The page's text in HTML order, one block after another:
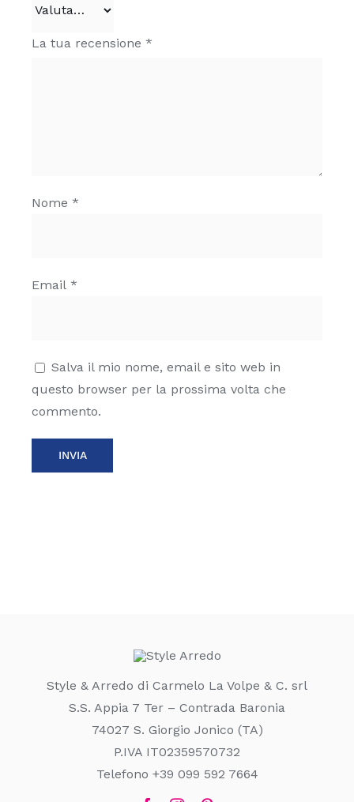
La tua recensione *
Nome *
Email *
Salva il mio nome, email e sito web in
questo browser per la prossima volta che
commento.
Style & Arredo di Carmelo La Volpe & C. srl
S.S. Appia 7 Ter – Contrada Baronia
74027 S. Giorgio Jonico (TA)
P.IVA IT02359570732
Telefono +39 099 592 7664